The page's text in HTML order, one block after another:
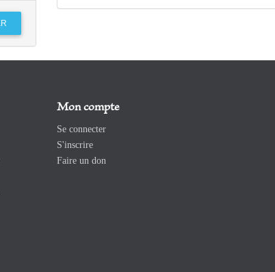
Mon compte
Se connecter
S'inscrire
Faire un don